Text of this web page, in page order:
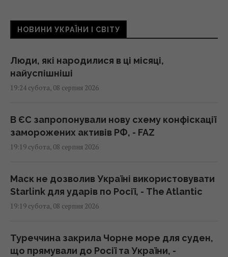
НОВИНИ УКРАЇНИ І СВІТУ
Люди, які народилися в ці місяці,
найуспішніші
19:24 субота, 08 серпня 2026
В ЄС запропонували нову схему конфіскації
заморожених активів РФ, - FAZ
19:19 субота, 08 серпня 2026
Маск не дозволив Україні використовувати
Starlink для ударів по Росії, - The Atlantic
19:19 субота, 08 серпня 2026
Туреччина закрила Чорне море для суден,
що прямували до Росії та України, -